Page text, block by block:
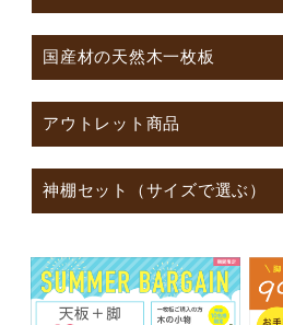
国産材の天然木一枚板
アウトレット商品
神棚セット（サイズで選ぶ）